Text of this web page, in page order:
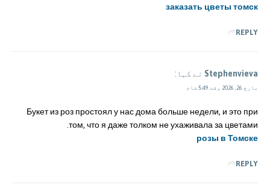
заказать цветы томск
REPLY
Stephenvieva نے کہا:
مارچ 26, 2026 وقت 5:49 شام
Букет из роз простоял у нас дома больше недели, и это при
том, что я даже толком не ухаживала за цветами.
розы в Томске
REPLY